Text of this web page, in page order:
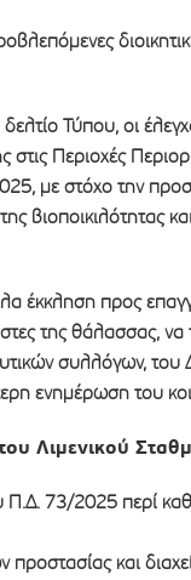
Τύπου, οι
Περιοχές
με στόχο την
βιοποικιλότητας
έκκληση προς
της θάλασσας, να
συλλόγων,
ενημέρωση του
Λιμενικού
Π.Δ. 73/2025 περί
και